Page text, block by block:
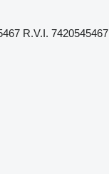
R.V.I. 7420545467